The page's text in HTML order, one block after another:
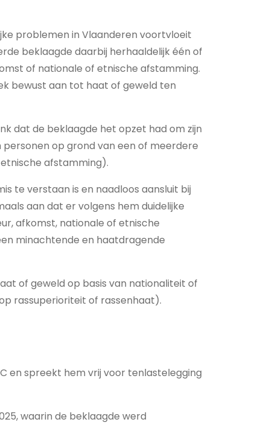
problemen in Vlaanderen voortvloeit
beklaagde daarbij herhaaldelijk één of
of nationale of etnische afstamming.
bewust aan tot haat of geweld ten
dat de beklaagde het opzet had om zijn
op grond van een of meerdere
afstamming).
te verstaan is en naadloos aansluit bij
aan dat er volgens hem duidelijke
afkomst, nationale of etnische
minachtende en haatdragende
of geweld op basis van nationaliteit of
rassuperioriteit of rassenhaat).
en spreekt hem vrij voor tenlastelegging
waarin de beklaagde werd